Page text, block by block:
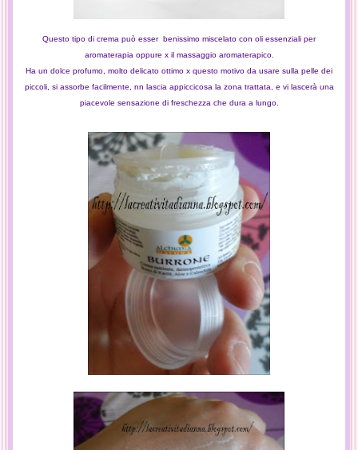
Questo tipo di crema può esser benissimo miscelato con oli essenziali per
aromaterapia oppure x il massaggio aromaterapico.
Ha un dolce profumo, molto delicato ottimo x questo motivo da usare sulla pelle dei
piccoli, si assorbe facilmente, nn lascia appiccicosa la zona trattata, e vi lascerà una
piacevole sensazione di freschezza che dura a lungo.